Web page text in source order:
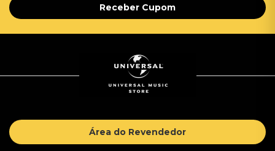
Receber Cupom
Área do Revendedor